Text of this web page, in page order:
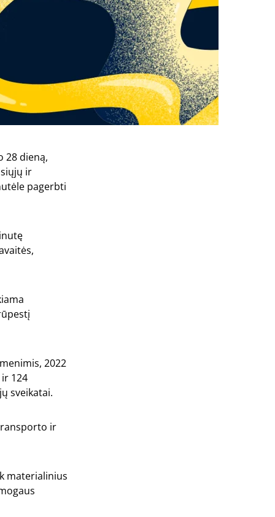
28 dieną,
ir
pagerbti
2022
124
sveikatai.
ir
materialinius